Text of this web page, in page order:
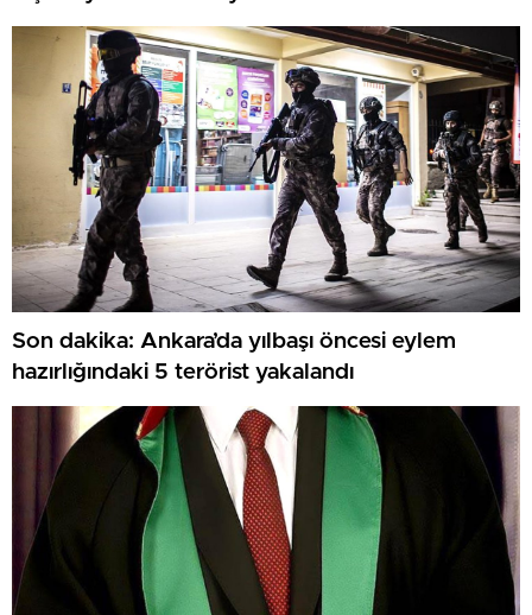
Son dakika: Ankara’da yılbaşı öncesi eylem
hazırlığındaki 5 terörist yakalandı